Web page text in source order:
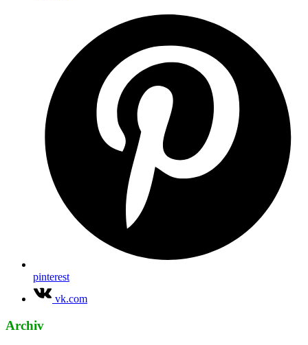
pinterest
vk.com
Archiv